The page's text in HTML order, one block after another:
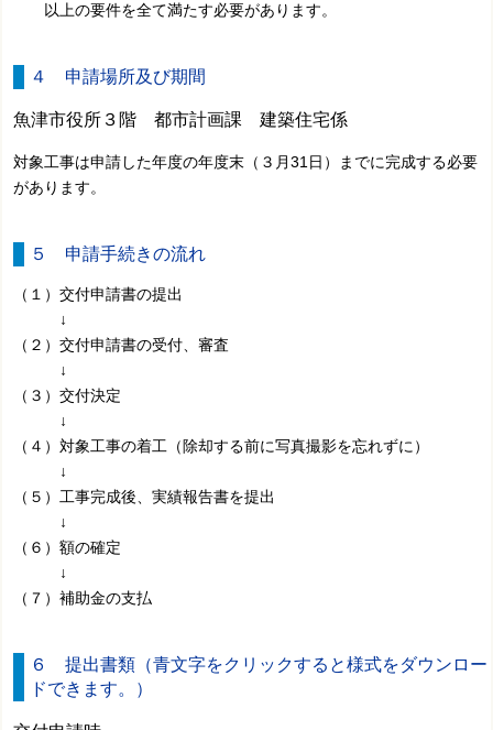
以上の要件を全て満たす必要があります。
４ 申請場所及び期間
魚津市役所３階 都市計画課 建築住宅係
対象工事は申請した年度の年度末（３月31日）までに完成する必要
があります。
５ 申請手続きの流れ
（１）交付申請書の提出
↓
（２）交付申請書の受付、審査
↓
（３）交付決定
↓
（４）対象工事の着工（除却する前に写真撮影を忘れずに）
↓
（５）工事完成後、実績報告書を提出
↓
（６）額の確定
↓
（７）補助金の支払
６ 提出書類（青文字をクリックすると様式をダウンロー
ドできます。）